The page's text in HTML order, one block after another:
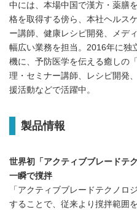
中には、本場中国で漢方・薬膳
格を取得する傍ら、本社ヘルス
ー講師、健康レシピ開発、メデ
幅広い業務を担当。2016年に独
機に、予防医学を伝える癒しの
理・セミナー講師、レシピ開発
援活動などで活躍中。
製品情報
世界初「アクティブブレードテ
一瞬で撹拌
「アクティブブレードテクノロ
することで、従来より撹拌範囲